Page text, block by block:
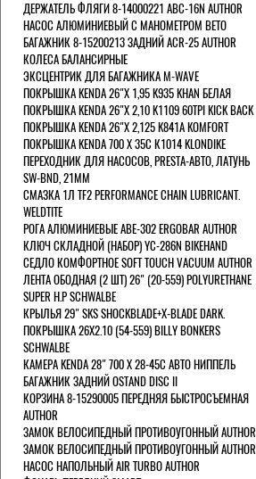
ДЕРЖАТЕЛЬ ФЛЯГИ 8-14000221 ABC-16N AUTHOR
НАСОС АЛЮМИНИЕВЫЙ С МАНОМЕТРОМ BETO
БАГАЖНИК 8-15200213 ЗАДНИЙ ACR-25 AUTHOR
КОЛЕСА БАЛАНСИРНЫЕ
ЭКСЦЕНТРИК ДЛЯ БАГАЖНИКА M-WAVE
ПОКРЫШКА KENDA 26"Х 1,95 K935 KHAN БЕЛАЯ
ПОКРЫШКА KENDA 26"Х 2,10 K1109 60TPI KICK BACK
ПОКРЫШКА KENDA 26"Х 2,125 K841A KOMFORT
ПОКРЫШКА KENDA 700 Х 35С К1014 KLONDIKE
ПЕРЕХОДНИК ДЛЯ НАСОСОВ, PRESTA-АВТО, ЛАТУНЬ
SW-BND, 21ММ
СМАЗКА 1Л TF2 PERFORMANCE CHAIN LUBRICANT.
WELDTITE
РОГА АЛЮМИНИЕВЫЕ ABE-302 ERGOBAR AUTHOR
КЛЮЧ СКЛАДНОЙ (НАБОР) YC-286N BIKEHAND
СЕДЛО КОМФОРТНОЕ SOFT TOUCH VACUUM AUTHOR
ЛЕНТА ОБОДНАЯ (2 ШТ) 26" (20-559) POLYURETHANE
SUPER H.P SCHWALBE
КРЫЛЬЯ 29" SKS SHOCKBLADE+X-BLADE DARK.
ПОКРЫШКА 26X2.10 (54-559) BILLY BONKERS
SCHWALBE
КАМЕРА KENDA 28" 700 Х 28-45С АВТО НИППЕЛЬ
БАГАЖНИК ЗАДНИЙ OSTAND DISC II
КОРЗИНА 8-15290005 ПЕРЕДНЯЯ БЫСТРОСЪЕМНАЯ
AUTHOR
ЗАМОК ВЕЛОСИПЕДНЫЙ ПРОТИВОУГОННЫЙ AUTHOR
ЗАМОК ВЕЛОСИПЕДНЫЙ ПРОТИВОУГОННЫЙ AUTHOR
НАСОС НАПОЛЬНЫЙ AIR TURBO AUTHOR